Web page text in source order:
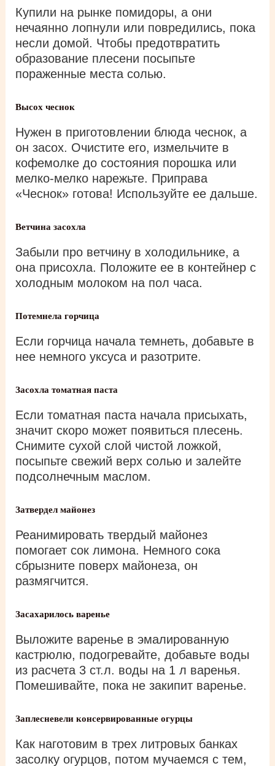
Купили на рынке помидоры, а они
нечаянно лопнули или повредились, пока
несли домой. Чтобы предотвратить
образование плесени посыпьте
пораженные места солью.
Высох чеснок
Нужен в приготовлении блюда чеснок, а
он засох. Очистите его, измельчите в
кофемолке до состояния порошка или
мелко-мелко нарежьте. Приправа
«Чеснок» готова! Используйте ее дальше.
Ветчина засохла
Забыли про ветчину в холодильнике, а
она присохла. Положите ее в контейнер с
холодным молоком на пол часа.
Потемнела горчица
Если горчица начала темнеть, добавьте в
нее немного уксуса и разотрите.
Засохла томатная паста
Если томатная паста начала присыхать,
значит скоро может появиться плесень.
Снимите сухой слой чистой ложкой,
посыпьте свежий верх солью и залейте
подсолнечным маслом.
Затвердел майонез
Реанимировать твердый майонез
помогает сок лимона. Немного сока
сбрызните поверх майонеза, он
размягчится.
Засахарилось варенье
Выложите варенье в эмалированную
кастрюлю, подогревайте, добавьте воды
из расчета 3 ст.л. воды на 1 л варенья.
Помешивайте, пока не закипит варенье.
Заплесневели консервированные огурцы
Как наготовим в трех литровых банках
засолку огурцов, потом мучаемся с тем,